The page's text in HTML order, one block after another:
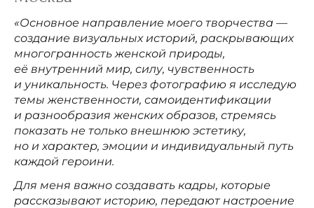
«Основное направление моего творчества —
создание визуальных историй, раскрывающих
многогранность женской природы,
её внутренний мир, силу, чувственность
и уникальность. Через фотографию я исследую
темы женственности, самоидентификации
и разнообразия женских образов, стремясь
показать не только внешнюю эстетику,
но и характер, эмоции и индивидуальный путь
каждой героини.
Для меня важно создавать кадры, которые
рассказывают историю, передают настроение